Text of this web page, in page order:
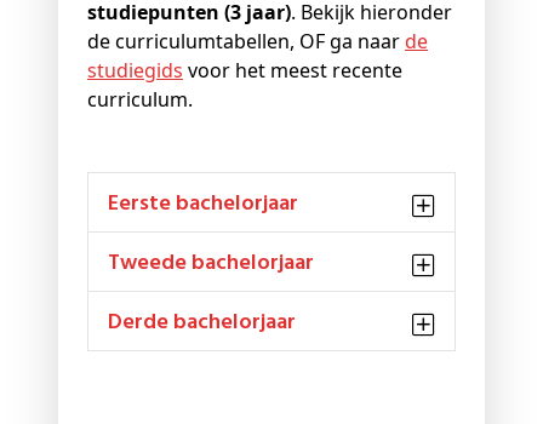
studiepunten (3 jaar). Bekijk hieronder
de curriculumtabellen, OF ga naar de
studiegids voor het meest recente
curriculum.
Eerste bachelorjaar
Tweede bachelorjaar
Derde bachelorjaar